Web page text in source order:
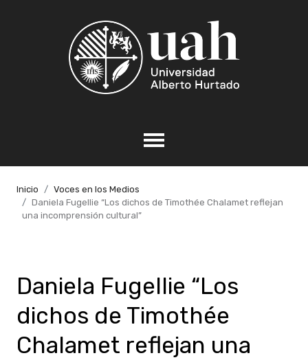
Inicio
Voces en los Medios
Daniela Fugellie “Los dichos de Timothée Chalamet reflejan
una incomprensión cultural”
Daniela Fugellie “Los
dichos de Timothée
Chalamet reflejan una